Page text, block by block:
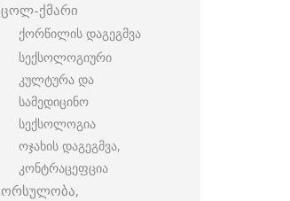
ცოლ-ქმარი
ქორწილის დაგეგმვა
სექსოლოგიური
კულტურა და
სამედიცინო
სექსოლოგია
ოჯახის დაგეგმვა,
კონტრაცეფცია
ორსულობა,